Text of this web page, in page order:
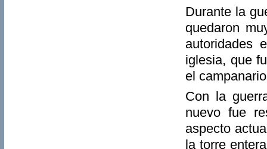
Durante la
quedaron
autoridades
iglesia, que
el
Con la
nuevo fue
aspecto
la torre